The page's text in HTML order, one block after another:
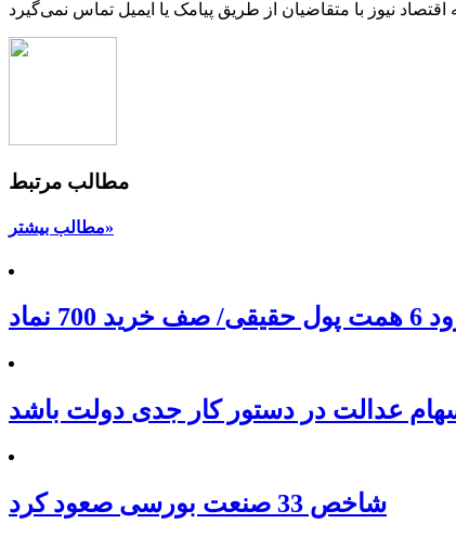
مطالب مرتبط
مطالب بیشتر»
عدالت در دستور کار جدی دولت باشد
شاخص 33 صنعت بورسی صعود کرد